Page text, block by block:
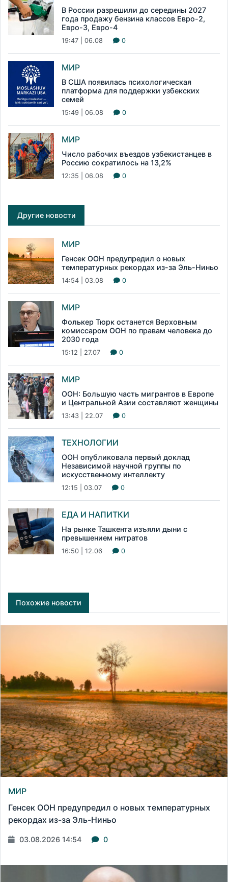
В России разрешили до середины 2027
года продажу бензина классов Евро-2,
Евро-3, Евро-4
19:47 | 06.08 0
МИР
В США появилась психологическая
платформа для поддержки узбекских
семей
15:49 | 06.08 0
МИР
Число рабочих въездов узбекистанцев в
Россию сократилось на 13,2%
12:35 | 06.08 0
Другие новости
МИР
Генсек ООН предупредил о новых
температурных рекордах из-за Эль-Ниньо
14:54 | 03.08 0
МИР
Фолькер Тюрк останется Верховным
комиссаром ООН по правам человека до
2030 года
15:12 | 27.07 0
МИР
ООН: Большую часть мигрантов в Европе
и Центральной Азии составляют женщины
13:43 | 22.07 0
ТЕХНОЛОГИИ
ООН опубликовала первый доклад
Независимой научной группы по
искусственному интеллекту
12:15 | 03.07 0
ЕДА И НАПИТКИ
На рынке Ташкента изъяли дыни с
превышением нитратов
16:50 | 12.06 0
Похожие новости
МИР
Генсек ООН предупредил о новых температурных
рекордах из-за Эль-Ниньо
03.08.2026 14:54 0